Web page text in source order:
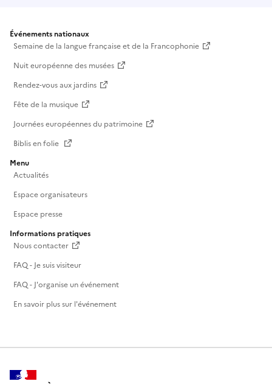
Événements nationaux
Semaine de la langue française et de la Francophonie
Nuit européenne des musées
Rendez-vous aux jardins
Fête de la musique
Journées européennes du patrimoine
Biblis en folie
Menu
Actualités
Espace organisateurs
Espace presse
Informations pratiques
Nous contacter
FAQ - Je suis visiteur
FAQ - J'organise un événement
En savoir plus sur l'événement